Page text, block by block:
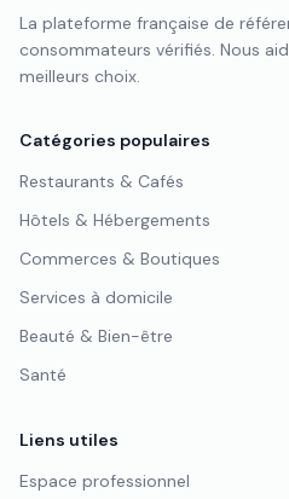
La plateforme française de
consommateurs vérifiés. Nous
meilleurs choix.
Catégories populaires
Restaurants & Cafés
Hôtels & Hébergements
Commerces & Boutiques
Services à domicile
Beauté & Bien-être
Santé
Liens utiles
Espace professionnel